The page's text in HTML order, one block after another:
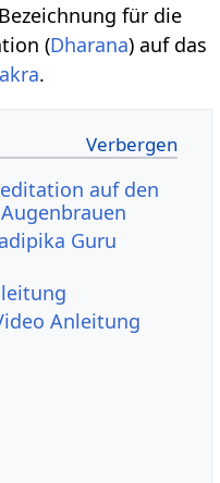
für die
(Dharana) auf das
.
auf den
Guru
Anleitung